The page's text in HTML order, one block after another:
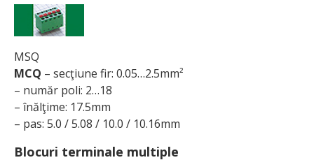
MSQ
MCQ – secţiune fir: 0.05…2.5mm²
– număr poli: 2…18
– înălţime: 17.5mm
– pas: 5.0 / 5.08 / 10.0 / 10.16mm
Blocuri terminale multiple